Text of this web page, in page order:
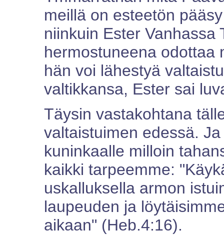
meillä on esteetön
niinkuin Ester Vanhassa
hermostuneena odottaa
hän voi lähestyä
valtikkansa, Ester sai
Täysin vastakohtana
valtaistuimen edessä.
kuninkaalle milloin
kaikki tarpeemme:
uskalluksella armon
laupeuden ja
aikaan" (Heb.4:16).